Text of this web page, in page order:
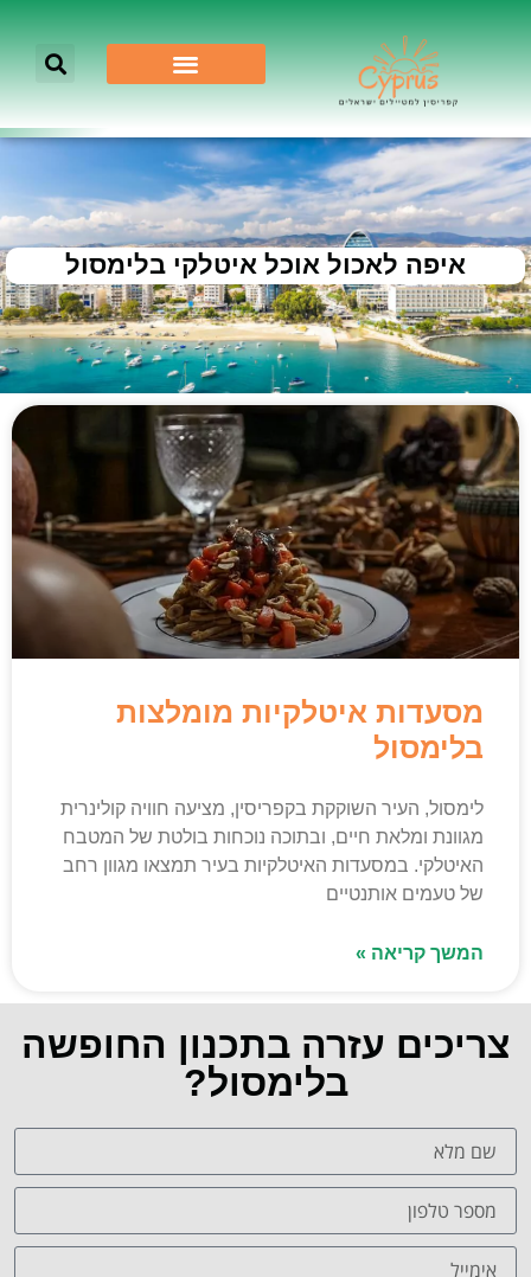
איפה לאכול אוכל איטלקי בלימסול
מסעדות איטלקיות מומלצות
בלימסול
לימסול, העיר השוקקת בקפריסין, מציעה חוויה קולינרית
מגוונת ומלאת חיים, ובתוכה נוכחות בולטת של המטבח
האיטלקי. במסעדות האיטלקיות בעיר תמצאו מגוון רחב
של טעמים אותנטיים
המשך קריאה »
צריכים עזרה בתכנון החופשה
בלימסול?